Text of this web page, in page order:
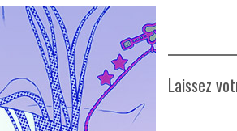
Laissez